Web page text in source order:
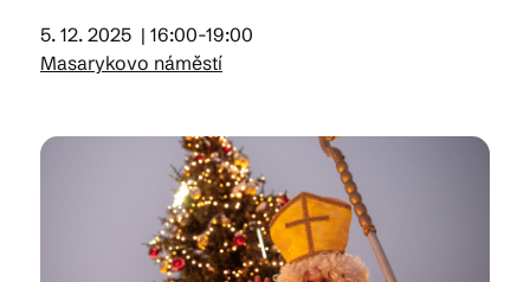
Tradiční akce
5. 12. 2025 | 16:00-19:00
Masarykovo náměstí